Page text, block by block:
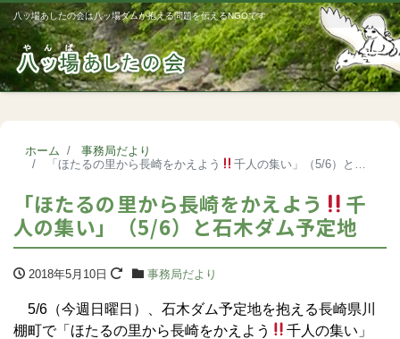
八ッ場あしたの会は八ッ場ダムが抱える問題を伝えるNGOです
ホーム
事務局だより
「ほたるの里から長崎をかえよう
千人の集い」（5/6）と石木ダム予定地
「ほたるの里から長崎をかえよう
千
人の集い」（5/6）と石木ダム予定地
2018年5月10日 事務局だより
5/6（今週日曜日）、石木ダム予定地を抱える長崎県川
棚町で「ほたるの里から長崎をかえよう
千人の集い」